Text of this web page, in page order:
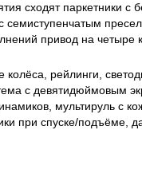
сходят паркетники с
привод на четыре
рейлинги,
с девятидюймовым
мультируль с
при спуске/подъёме,